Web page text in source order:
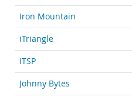
Iron Mountain
iTriangle
ITSP
Johnny Bytes